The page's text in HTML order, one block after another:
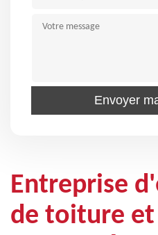
Entreprise
de toiture